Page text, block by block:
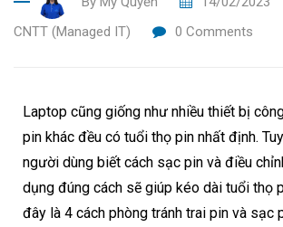
CNTT (Managed IT)
0 Comments
Laptop cũng giống như nhiều thiết bị
pin khác đều có tuổi thọ pin nhất định.
người dùng biết cách sạc pin và điều
dụng đúng cách sẽ giúp kéo dài tuổi thọ
đây là 4 cách phòng tránh trai pin và sạc